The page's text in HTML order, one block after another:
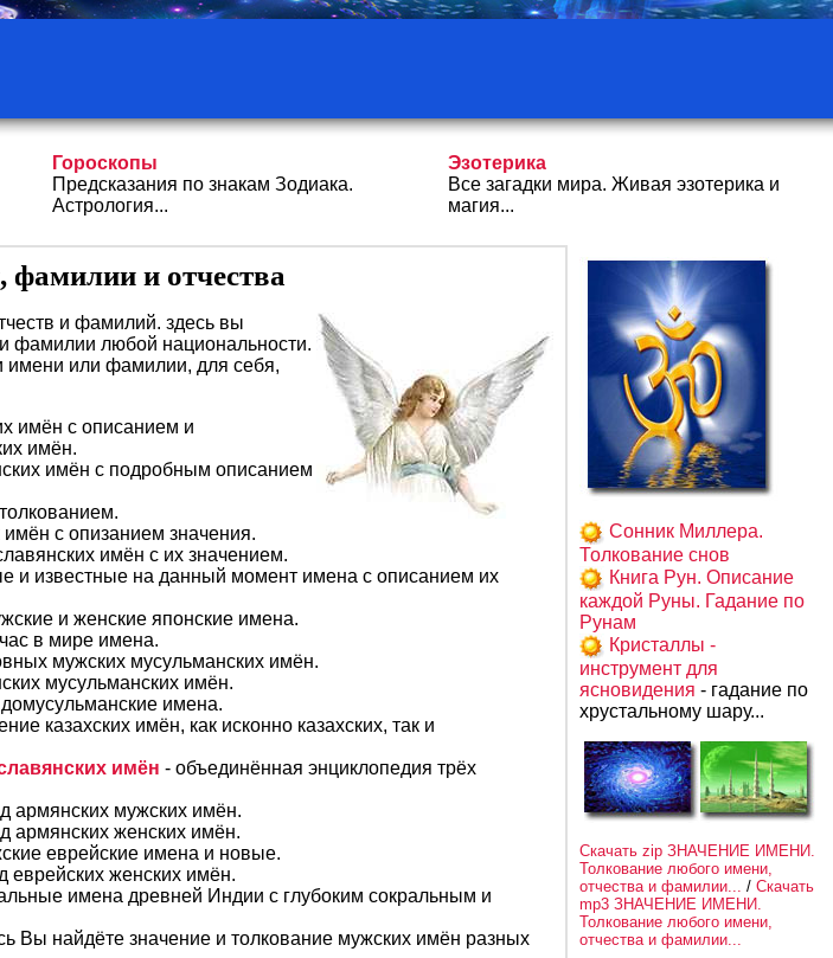
Гороскопы
Предсказания по знакам Зодиака.
Астрология...
Эзотерика
Все загадки мира. Живая эзотерика и
магия...
фамилии и отчества
и фамилий. здесь вы
фамилии любой национальности.
или фамилии, для себя,
имён с описанием и
имён.
имён с подробным описанием
с опизанием значения.
имён с их значением.
и известные на данный момент имена с описанием их
и женские японские имена.
в мире имена.
мужских мусульманских имён.
мусульманских имён.
имена.
казахских имён, как исконно казахских, так и
имён - объединённая энциклопедия трёх
армянских мужских имён.
армянских женских имён.
еврейские имена и новые.
еврейских женских имён.
имена древней Индии с глубоким сокральным и
Вы найдёте значение и толкование мужских имён разных
Сонник Миллера.
Толкование снов
Книга Рун. Описание
каждой Руны. Гадание по
Рунам
Кристаллы -
инструмент для
ясновидения - гадание по
хрустальному шару...
Скачать zip ЗНАЧЕНИЕ ИМЕНИ.
Толкование любого имени,
отчества и фамилии... / Скачать
mp3 ЗНАЧЕНИЕ ИМЕНИ.
Толкование любого имени,
отчества и фамилии...